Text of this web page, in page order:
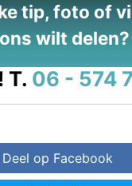
tip, foto of
wilt delen?
T. 06 - 574
Deel op Facebook